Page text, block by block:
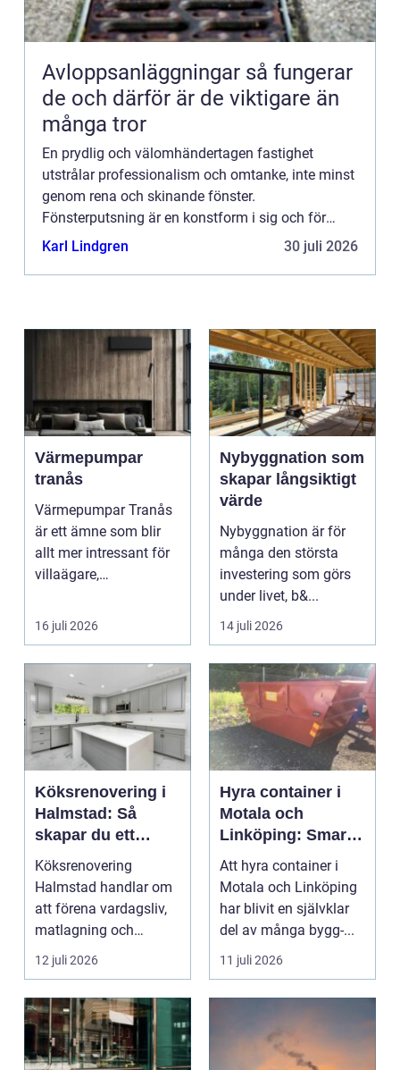
Avloppsanläggningar så fungerar
de och därför är de viktigare än
många tror
En prydlig och välomhändertagen fastighet
utstrålar professionalism och omtanke, inte minst
genom rena och skinande fönster.
Fönsterputsning är en konstform i sig och för
invånarna i Kungsbacka och dess omnej...
Karl Lindgren 30 juli 2026
Värmepumpar
tranås
Värmepumpar Tranås
är ett ämne som blir
allt mer intressant för
villaägare,
o...
16 juli 2026
Nybyggnation som
skapar långsiktigt
värde
Nybyggnation är för
många den största
investering som görs
under livet, b&...
14 juli 2026
Köksrenovering i
Halmstad: Så
skapar du ett
funktionellt och
trivsamt kök
Köksrenovering
Halmstad handlar om
att förena vardagsliv,
matlagning och
umgänge i et...
12 juli 2026
Hyra container i
Motala och
Linköping: Smart
avfallshantering
för projekt i alla
storlekar
Att hyra container i
Motala och Linköping
har blivit en självklar
del av många bygg-...
11 juli 2026